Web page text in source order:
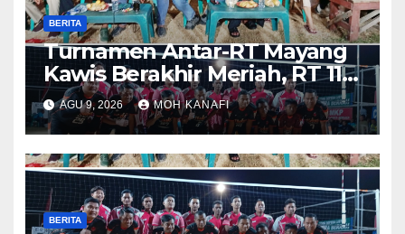
BERITA
Turnamen Antar-RT Mayang
Kawis Berakhir Meriah, RT 11
dan RT 05 Jadi Sorotan
AGU 9, 2026 MOH KANAFI
BERITA